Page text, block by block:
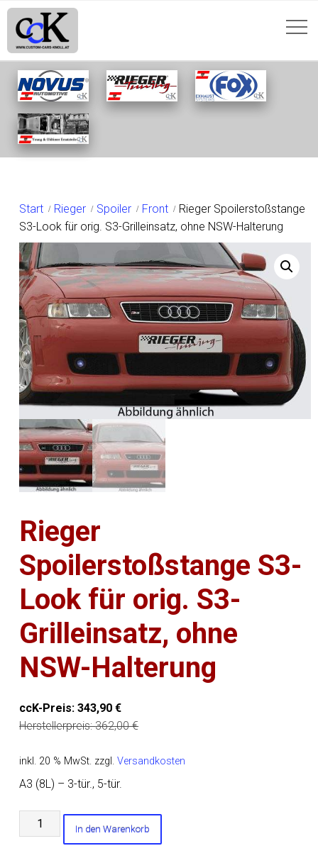
SHOP
Start Rieger Spoiler Front
Rieger Spoilerstoßstange
S3-Look für orig. S3-Grilleinsatz, ohne NSW-Halterung
Rieger
Spoilerstoßstange S3-
Look für orig. S3-
Grilleinsatz, ohne
NSW-Halterung
ccK-Preis:343,90€
Herstellerpreis:362,00€
inkl. 20 % MwSt. zzgl.Versandkosten
A3 (8L) – 3-tür., 5-tür.
Rieger
Spoilerstoßstange
In den Warenkorb